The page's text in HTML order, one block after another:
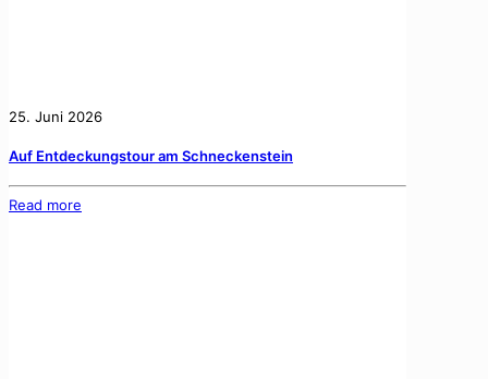
25. Juni 2026
Auf Entdeckungstour am Schneckenstein
Read more